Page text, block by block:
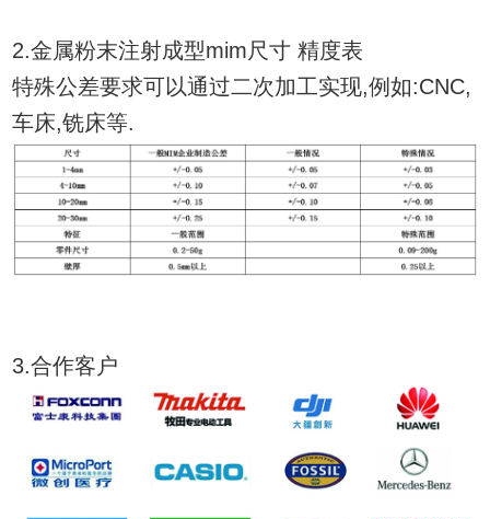
2.金属粉末注射成型mim尺寸 精度表
特殊公差要求可以通过二次加工实现,例如:CNC,
车床,铣床等.
3.合作客户